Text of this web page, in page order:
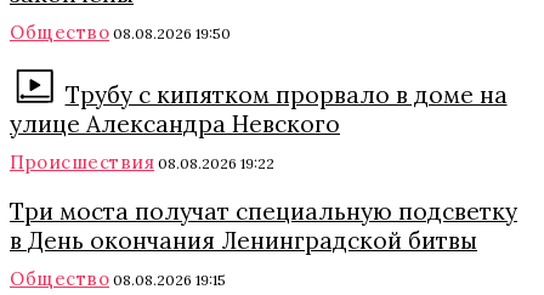
Общество 08.08.2026 19:50
Трубу с кипятком прорвало в доме на
улице Александра Невского
Происшествия 08.08.2026 19:22
Три моста получат специальную подсветку
в День окончания Ленинградской битвы
Общество 08.08.2026 19:15